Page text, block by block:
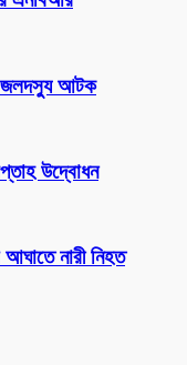
জলদস্যু আটক
উদ্বোধন
আঘাতে নারী নিহত